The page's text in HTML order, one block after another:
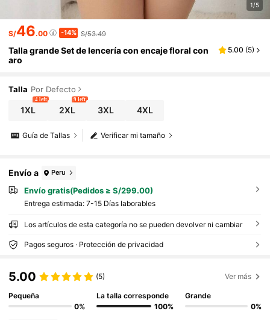
1/5
S/46.00 -14% S/53.49
Talla grande Set de lencería con encaje floral con
aro
5.00 (5)
Talla Por Defecto
1XL
4 left
2XL
9 left
3XL 4XL
Verificar mi tamaño
Guía de Tallas
Envío a Peru
Envío gratis(Pedidos ≥ S/299.00)
Entrega estimada: 7-15 Días laborables
Los artículos de esta categoría no se pueden devolver ni cambiar
Pagos seguros · Protección de privacidad
5.00 (5) Ver más
Pequeña
0%
La talla corresponde
100%
Grande
0%